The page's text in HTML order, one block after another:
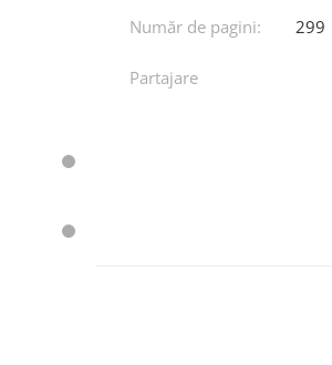
Număr de pagini:
299
Partajare